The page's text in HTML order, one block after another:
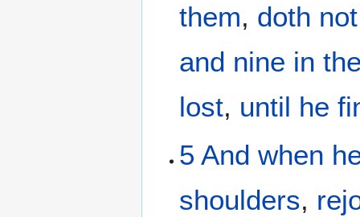
them, doth not
and nine in
lost, until he
5 And when
shoulders,